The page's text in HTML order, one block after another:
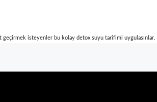
isteyenler bu kolay detox suyu tarifimi uygulasınlar.